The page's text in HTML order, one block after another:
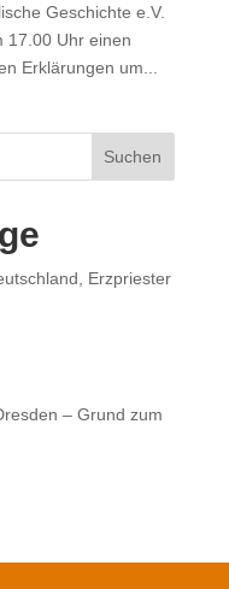
Geschichte e.V.
17.00 Uhr einen
Erklärungen um...
Suchen
Erzpriester
– Grund zum